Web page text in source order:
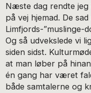
Næste dag rendte
på vej hjemad. De
Limfjords-”muslinge-
Og så udvekslede vi
siden sidst.
at man løber på
én gang har været
både samtalerne og